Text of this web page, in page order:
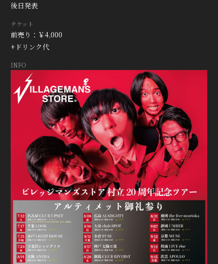
会員登録
後日発表
チケット
前売り：￥4,000
+ドリンク代
INFO